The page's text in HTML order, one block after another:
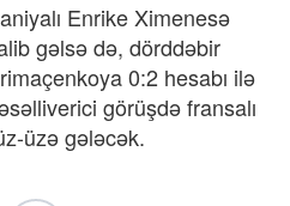
Enrike Ximenesə
gəlsə də, dörddəbir
0:2 hesabı ilə
görüşdə fransalı
üzə gələcək.